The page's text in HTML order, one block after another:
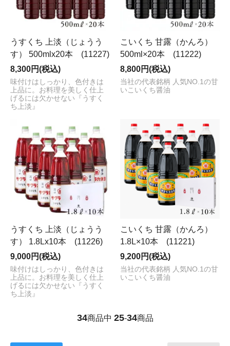
うすくち 上淡（じょうう
す） 500mlx20本 (11227)
8,300円(税込)
味付けはしっかり、色付きは
上品に。お料理を美しく仕上
げるには欠かせない『うすく
ち上淡』
こいくち 甘露（かんろ）
500ml×20本 (11222)
8,800円(税込)
当社の代表銘柄 人気NO.1の甘
いこいくち醤油
うすくち 上淡（じょうう
す） 1.8Lx10本 (11226)
9,000円(税込)
味付けはしっかり、色付きは
上品に。お料理を美しく仕上
げるには欠かせない『うすく
ち上淡』
こいくち 甘露（かんろ）
1.8L×10本 (11221)
9,200円(税込)
当社の代表銘柄 人気NO.1の甘
いこいくち醤油
34商品中 25-34商品